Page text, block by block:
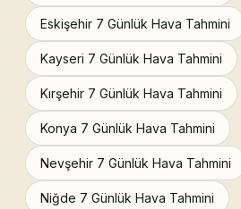
Eskişehir 7 Günlük Hava Tahmini
Kayseri 7 Günlük Hava Tahmini
Kırşehir 7 Günlük Hava Tahmini
Konya 7 Günlük Hava Tahmini
Nevşehir 7 Günlük Hava Tahmini
Niğde 7 Günlük Hava Tahmini